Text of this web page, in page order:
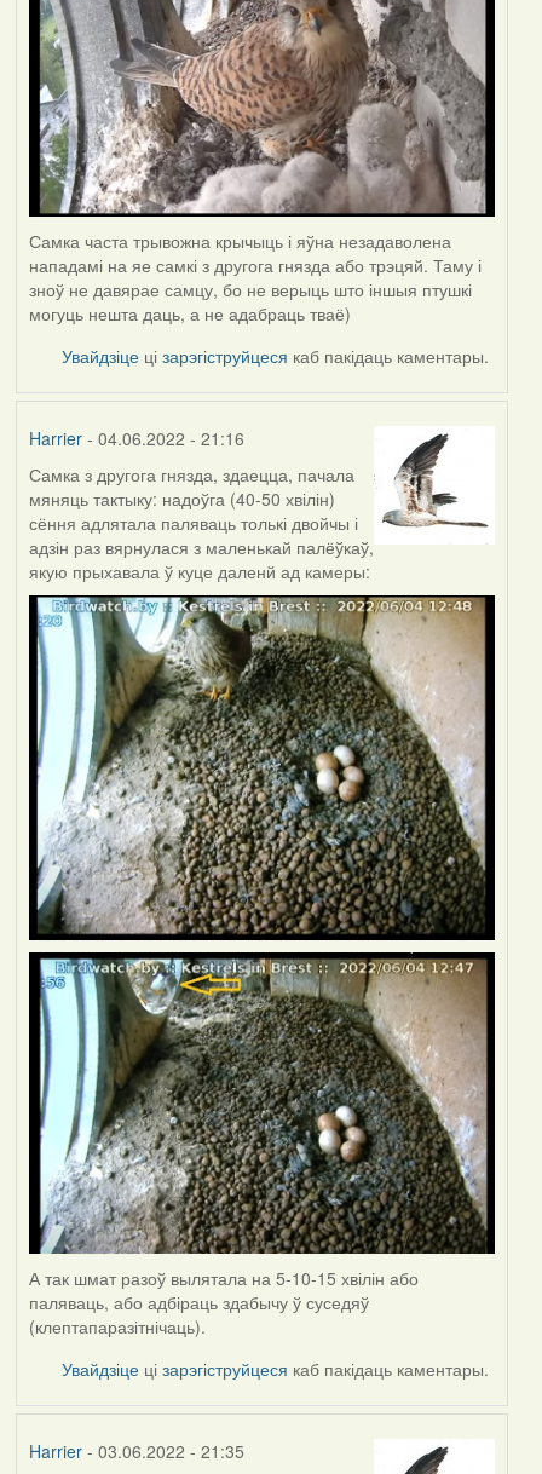
Самка часта трывожна крычыць і яўна незадаволена
нападамі на яе самкі з другога гнязда або трэцяй. Таму і
зноў не давярае самцу, бо не верыць што іншыя птушкі
могуць нешта даць, а не адабраць тваё)
Увайдзіце цізарэгіструйцеся каб пакідаць каментары.
Harrier- 04.06.2022 - 21:16
Самка з другога гнязда, здаецца, пачала
мяняць тактыку: надоўга (40-50 хвілін)
сёння адлятала паляваць толькі двойчы і
адзін раз вярнулася з маленькай палёўкаў,
якую прыхавала ў куце даленй ад камеры:
А так шмат разоў вылятала на 5-10-15 хвілін або
паляваць, або адбіраць здабычу ў суседяў
(клептапаразітнічаць).
Увайдзіце цізарэгіструйцеся каб пакідаць каментары.
Harrier- 03.06.2022 - 21:35